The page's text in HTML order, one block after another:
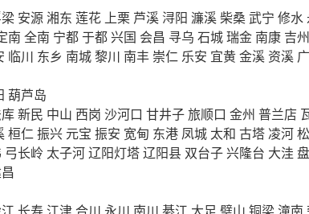
安源湘东 莲花 上栗 芦溪 浔阳 濂溪柴桑武宁 修水
南 全南 宁都于都兴国 会昌 寻乌 石城瑞金 南康 吉州
临川 东乡 南城黎川 南丰 崇仁 乐安 宜黄金溪 资溪
葫芦岛
新民 中山 西岗 沙河口 甘井子旅顺口 金州 普兰店
桓仁振兴 元宝 振安 宽甸 东港 凤城 太和 古塔 凌河
弓长岭 太子河辽阳灯塔辽阳县 双台子兴隆台 大洼
长寿 江津合川 永川 南川 綦江 大足 璧山 铜梁潼南